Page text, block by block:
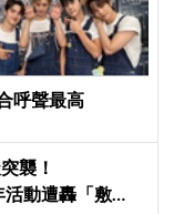
呼聲最高
襲！
活動遭轟「敷